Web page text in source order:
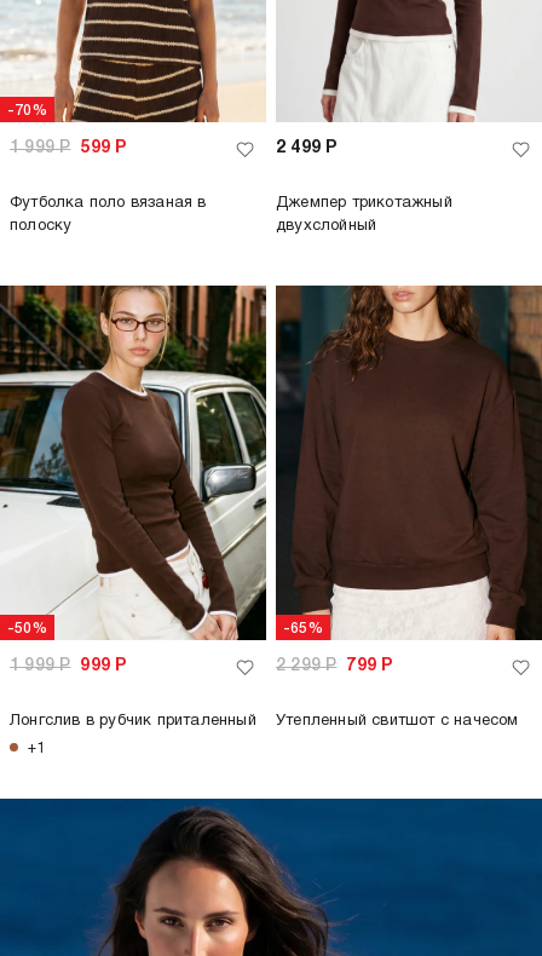
-70%
1 999Р 599 Р
Футболка поло вязаная в
полоску
2 499 Р
Джемпер трикотажный
двухслойный
-50%
1 999Р 999 Р
Лонгслив в рубчик приталенный
+1
-65%
2 299Р 799 Р
Утепленный свитшот с начесом